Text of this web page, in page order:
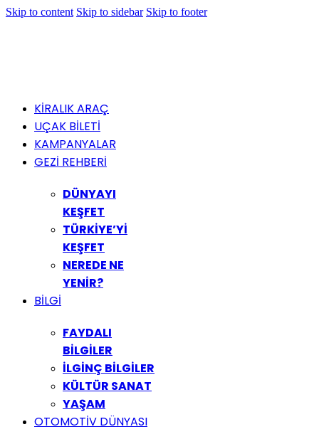
Skip to content Skip to sidebar Skip to footer
KİRALIK ARAÇ
UÇAK BİLETİ
KAMPANYALAR
GEZİ REHBERİ
DÜNYAYI
KEŞFET
TÜRKİYE’Yİ
KEŞFET
NEREDE NE
YENİR?
BİLGİ
FAYDALI
BİLGİLER
İLGİNÇ BİLGİLER
KÜLTÜR SANAT
YAŞAM
OTOMOTİV DÜNYASI